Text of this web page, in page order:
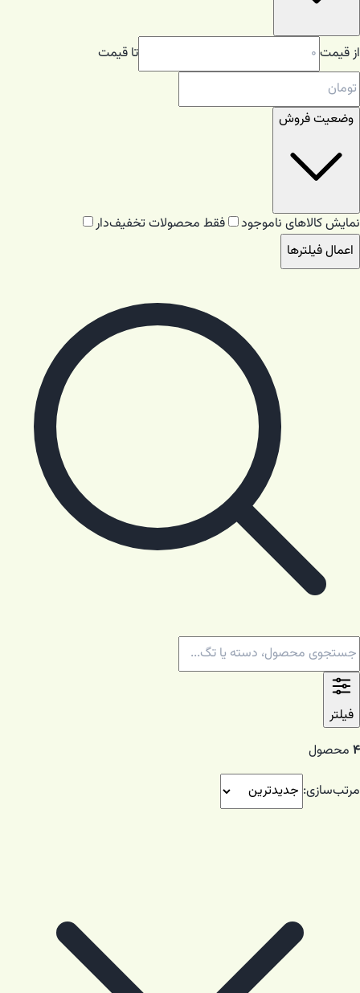
از قیمت تا قیمت
وضعیت فروش
نمایش کالاهای ناموجود
فقط محصولات تخفیف‌دار
اعمال فیلترها
فیلتر
۴ محصول
مرتب‌سازی: